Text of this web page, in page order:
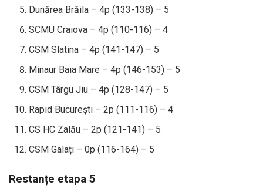
Dunărea Brăila – 4p (133-138) – 5
SCMU Craiova – 4p (110-116) – 4
CSM Slatina – 4p (141-147) – 5
Minaur Baia Mare – 4p (146-153) – 5
CSM Târgu Jiu – 4p (128-147) – 5
Rapid București – 2p (111-116) – 4
CS HC Zalău – 2p (121-141) – 5
CSM Galați – 0p (116-164) – 5
Restanțe etapa 5